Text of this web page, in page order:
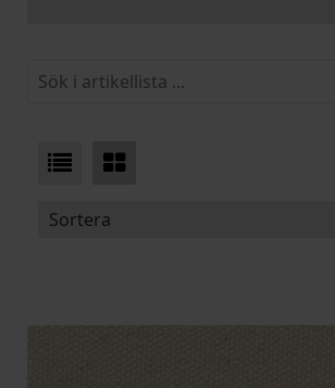
Sortera